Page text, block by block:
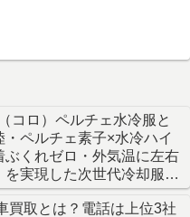
コロ）ペルチェ水冷服と
・ペルチェ素子×水冷ハイ
ぶくれゼロ・外気温に左右
を実現した次世代冷却服を
買取とは？電話は上位3社